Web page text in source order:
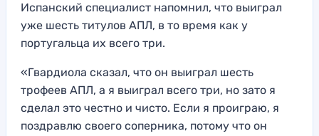
Испанский специалист напомнил, что выиграл
уже шесть титулов АПЛ, в то время как у
португальца их всего три.
«Гвардиола сказал, что он выиграл шесть
трофеев АПЛ, а я выиграл всего три, но зато я
сделал это честно и чисто. Если я проиграю, я
поздравлю своего соперника, потому что он